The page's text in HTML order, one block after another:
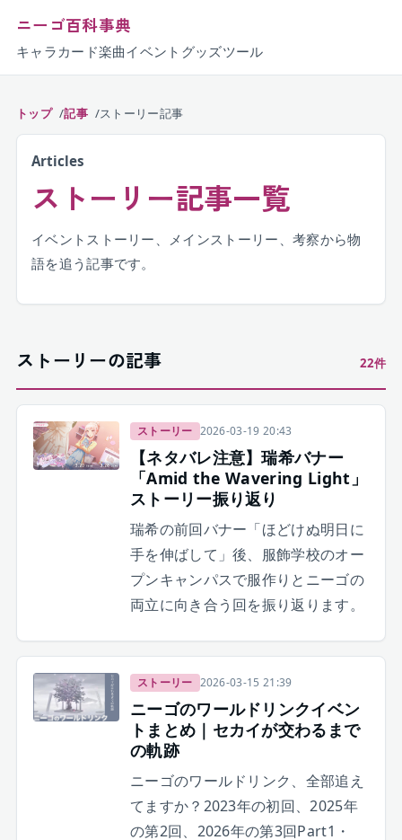
ニーゴ百科事典
キャラ カード楽曲イベント グッズツール
トップ 記事 ストーリー記事
Articles
ストーリー記事一覧
イベントストーリー、メインストーリー、考察から物
語を追う記事です。
ストーリーの記事 22件
ストーリー 2026-03-19 20:43
【ネタバレ注意】瑞希バナー
「Amid the Wavering Light」
ストーリー振り返り
瑞希の前回バナー「ほどけぬ明日に
手を伸ばして」後、服飾学校のオー
プンキャンパスで服作りとニーゴの
両立に向き合う回を振り返ります。
ストーリー 2026-03-15 21:39
ニーゴのワールドリンクイベン
トまとめ｜セカイが交わるまで
の軌跡
ニーゴのワールドリンク、全部追え
てますか？2023年の初回、2025年
の第2回、2026年の第3回Part1・